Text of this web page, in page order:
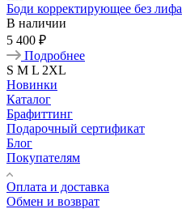
Боди корректирующее без лифа
В наличии
5 400 ₽
Подробнее
S M L 2XL
Новинки
Каталог
Брафиттинг
Подарочный сертификат
Блог
Покупателям
Оплата и доставка
Обмен и возврат